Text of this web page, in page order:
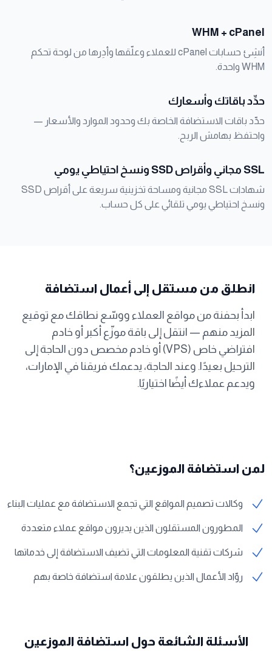
WHM + cPanel
أنشِئ حسابات cPanel للعملاء وعلّقها وأدِرها من لوحة تحكم
WHM واحدة.
حدِّد باقاتك وأسعارك
حدِّد باقات الاستضافة الخاصة بك وحدود الموارد والأسعار —
واحتفظ بهامش الربح.
SSL مجاني وأقراص SSD ونسخ احتياطي يومي
شهادات SSL مجانية ومساحة تخزينية سريعة على أقراص SSD
ونسخ احتياطي يومي تلقائي على كل حساب.
انطلق من مستقل إلى أعمال استضافة
ابدأ بحفنة من مواقع العملاء ووسّع نطاقك مع توقيع
المزيد منهم — انتقل إلى باقة موزّع أكبر أو خادم
افتراضي خاص (VPS) أو خادم مخصص دون الحاجة إلى
الترحيل بعيدًا. وعند الحاجة، يدعمك فريقنا في الإمارات،
ويدعم عملاءك أيضًا اختياريًا.
لمن استضافة الموزعين؟
وكالات تصميم المواقع التي تجمع الاستضافة مع عمليات البناء
المطورون المستقلون الذين يديرون مواقع عملاء متعددة
شركات تقنية المعلومات التي تضيف الاستضافة إلى خدماتها
روّاد الأعمال الذين يطلقون علامة استضافة خاصة بهم
الأسئلة الشائعة حول استضافة الموزعين